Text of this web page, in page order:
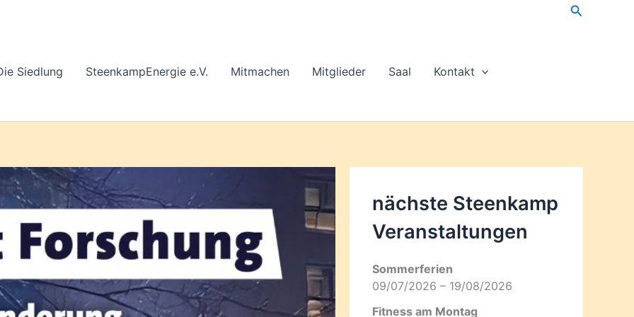
Suchen
Siedlung SteenkampEnergie e.V. Mitmachen Mitglieder Saal Kontakt
nächste Steenkamp
Veran­staltungen
Sommerferien
09/07/2026 – 19/08/2026
Fitness am Montag